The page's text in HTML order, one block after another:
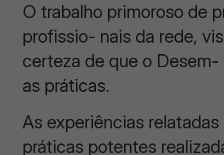
O trabalho primoroso de
profissio- nais da rede,
certeza de que o
as práticas.
As experiências
práticas potentes